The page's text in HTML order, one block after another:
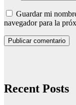
Guardar mi
navegador para la
Recent Posts